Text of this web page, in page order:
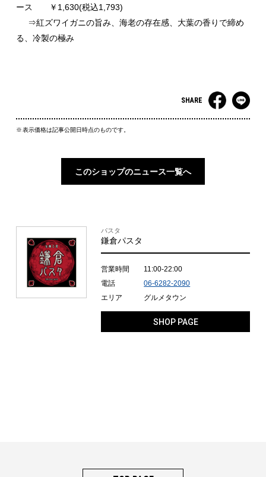
ース ￥1,630(税込1,793)
⇒紅ズワイガニの旨み、海老の存在感、大葉の香りで締め
る、冷製の極み
SHARE
表示価格は記事公開日時点のものです。
このショップのニュース一覧へ
パスタ
鎌倉パスタ
営業時間
11:00-22:00
電話
06-6282-2090
エリア
グルメタウン
SHOP PAGE